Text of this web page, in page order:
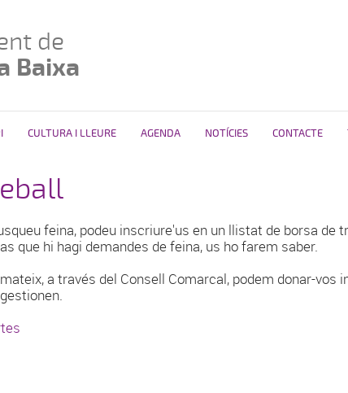
de
Baixa
CULTURA I LLEURE AGENDA NOTÍCIES CONTACTE
feina, podeu inscriure'us en un llistat de borsa de
que hi hagi demandes de feina, us ho farem saber.
a través del Consell Comarcal, podem donar-vos